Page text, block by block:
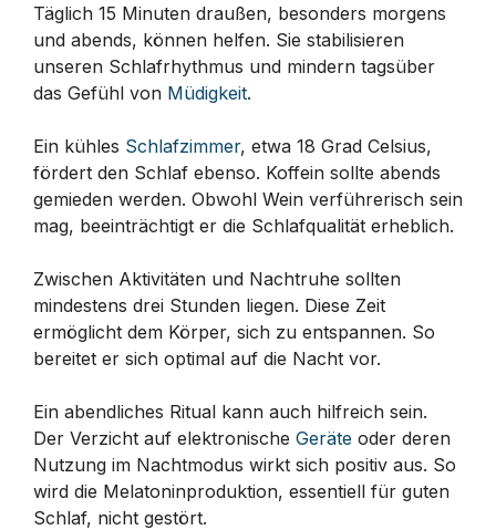
Täglich 15 Minuten draußen, besonders morgens
und abends, können helfen. Sie stabilisieren
unseren Schlafrhythmus und mindern tagsüber
das Gefühl von Müdigkeit.
Ein kühles Schlafzimmer, etwa 18 Grad Celsius,
fördert den Schlaf ebenso. Koffein sollte abends
gemieden werden. Obwohl Wein verführerisch sein
mag, beeinträchtigt er die Schlafqualität erheblich.
Zwischen Aktivitäten und Nachtruhe sollten
mindestens drei Stunden liegen. Diese Zeit
ermöglicht dem Körper, sich zu entspannen. So
bereitet er sich optimal auf die Nacht vor.
Ein abendliches Ritual kann auch hilfreich sein.
Der Verzicht auf elektronische Geräte oder deren
Nutzung im Nachtmodus wirkt sich positiv aus. So
wird die Melatoninproduktion, essentiell für guten
Schlaf, nicht gestört.